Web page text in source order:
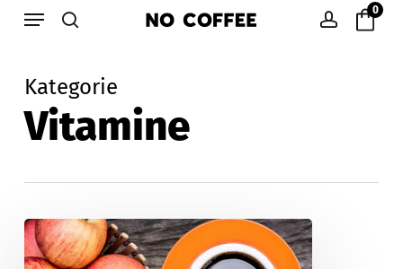
Skip
content
0
Menu
Kategorie
Vitamine
Kaffee
und